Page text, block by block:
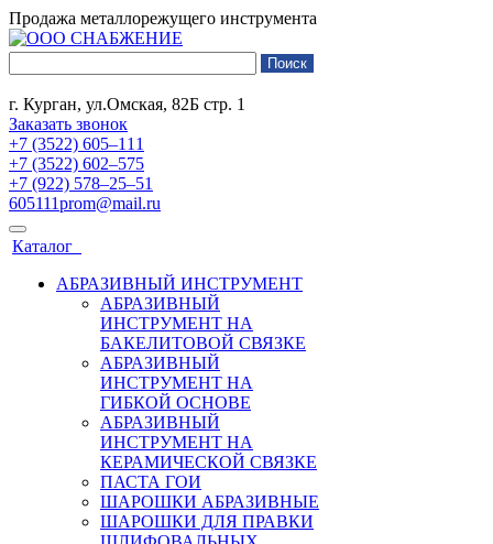
Продажа металлорежущего инструмента
г. Курган, ул.Омская, 82Б стр. 1
Заказать звонок
+7 (3522) 605‒111
+7 (3522) 602‒575
+7 (922) 578‒25‒51
605111prom@mail.ru
Каталог
АБРАЗИВНЫЙ ИНСТРУМЕНТ
АБРАЗИВНЫЙ
ИНСТРУМЕНТ НА
БАКЕЛИТОВОЙ СВЯЗКЕ
АБРАЗИВНЫЙ
ИНСТРУМЕНТ НА
ГИБКОЙ ОСНОВЕ
АБРАЗИВНЫЙ
ИНСТРУМЕНТ НА
КЕРАМИЧЕСКОЙ СВЯЗКЕ
ПАСТА ГОИ
ШАРОШКИ АБРАЗИВНЫЕ
ШАРОШКИ ДЛЯ ПРАВКИ